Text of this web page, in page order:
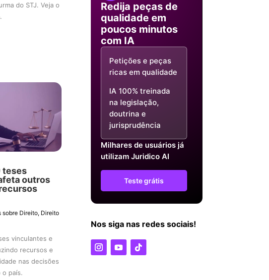
do STJ. Veja o
teses
outros
sobre Direito, Direito
vinculantes e
recursos e
nas decisões
país.
Redija peças de
qualidade em
poucos minutos
com IA
Petições e peças
ricas em qualidade
IA 100% treinada
na legislação,
doutrina e
jurisprudência
Milhares de usuários já
utilizam Juridico AI
Teste grátis
Nos siga nas redes sociais!